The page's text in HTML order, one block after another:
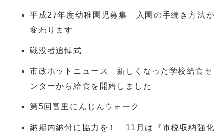
平成27年度幼稚園児募集 入園の手続き方法が
変わります
戦没者追悼式
市政ホットニュース 新しくなった学校給食セ
ンターから給食を開始しました
第5回富里にんじんウォーク
納期内納付に協力を！ 11月は『市税収納強化